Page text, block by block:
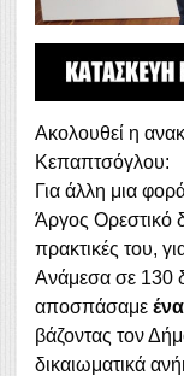
Ακολουθεί η
Κεπαπτσόγλου:
Για άλλη μια
Άργος Ορεστικό
πρακτικές του,
Ανάμεσα σε 130
αποσπάσαμε
βάζοντας τον
δικαιωματικά